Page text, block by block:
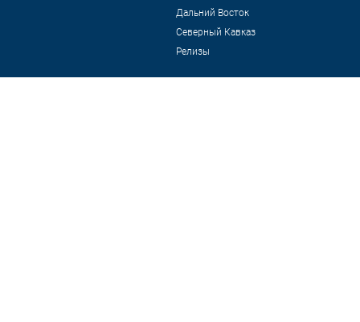
Дальний Восток
Северный Кавказ
Релизы